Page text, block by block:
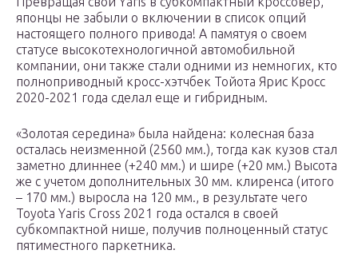
японцы не забыли о включении в список опций
настоящего полного привода! А памятуя о своем
статусе высокотехнологичной автомобильной
компании, они также стали одними из немногих, кто
полноприводный кросс-хэтчбек Тойота Ярис Кросс
2020-2021 года сделал еще и гибридным.
«Золотая середина» была найдена: колесная база
осталась неизменной (2560 мм.), тогда как кузов стал
заметно длиннее (+240 мм.) и шире (+20 мм.) Высота
же с учетом дополнительных 30 мм. клиренса (итого
– 170 мм.) выросла на 120 мм., в результате чего
Toyota Yaris Cross 2021 года остался в своей
субкомпактной нише, получив полноценный статус
пятиместного паркетника.